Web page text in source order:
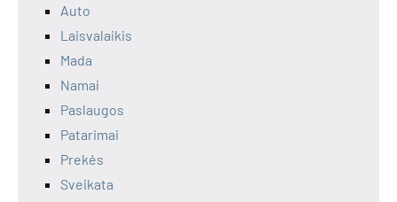
Auto
Laisvalaikis
Mada
Namai
Paslaugos
Patarimai
Prekės
Sveikata